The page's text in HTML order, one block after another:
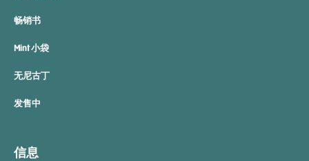
畅销书
Mint 小袋
无尼古丁
发售中
信息